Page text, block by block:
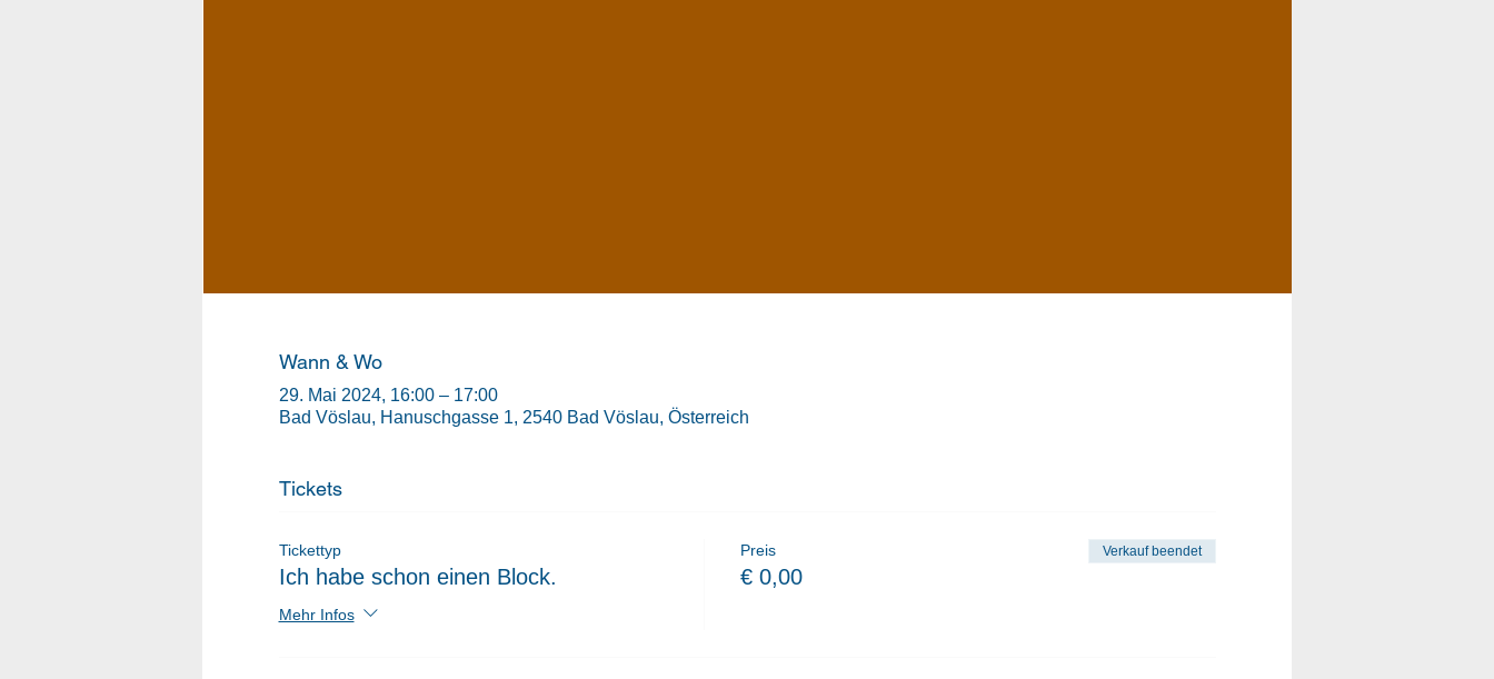
Wann & Wo
29. Mai 2024, 16:00 – 17:00
Bad Vöslau, Hanuschgasse 1, 2540 Bad Vöslau, Österreich
Tickets
Tickettyp
Ich habe schon einen Block.
Mehr Infos
Preis
€ 0,00
Verkauf beendet